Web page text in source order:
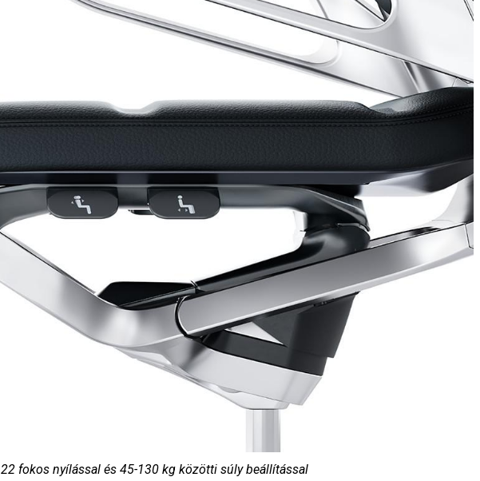
22 fokos nyílással és 45-130 kg közötti súly beállítással